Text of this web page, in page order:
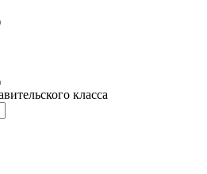
класса